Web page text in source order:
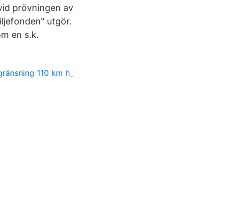
prövningen av
utgör.
en s.k.
110 km h_